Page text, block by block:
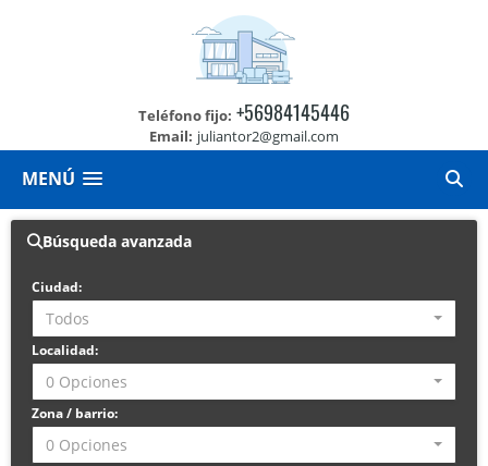
Teléfono fijo: +56984145446
Email: juliantor2@gmail.com
MENÚ
Búsqueda avanzada
Ciudad:
Todos
Localidad:
0 Opciones
Zona / barrio:
0 Opciones